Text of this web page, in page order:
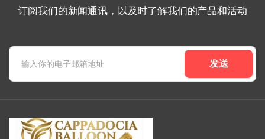
订阅我们的新闻通讯，以及时了解我们的产品和活动
发送